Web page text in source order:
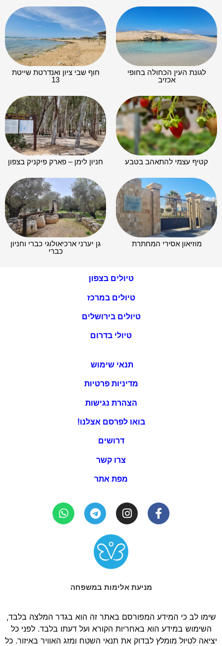
לגונת העין הכחולה בחופי
אכזיב
חוף שבי ציון ואנדרטת שייטת
13
קטיף עצמי להתאהב בטבע חניון לימן – פארק פיקניק בצפון
מוזיאון אסירי המחתרת
גן יערני ארכיאולוגי כברי וחניון
כברי
טיולים בצפון
טיולים במרכז
טיולים בירושלים
טיולי בדרום
תנאי שימוש
מדיניות פרטיות
הצהרת נגישות
בואו לפרסם אצלנו!
דרושים
צרו קשר
מפת אתר
מניעת אלימות במשפחה
שימו לב כי המידע המפורסם באתר זה הוא בגדר המלצה בלבד,
השימוש במידע הוא באחריות הקורא ועל דעתו בלבד. לפני כל
יציאה לטיול מומלץ לבדוק את תנאי השטח ומזג האוויר באיזור. כל